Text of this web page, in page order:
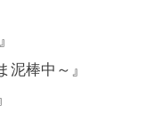
棒中～』